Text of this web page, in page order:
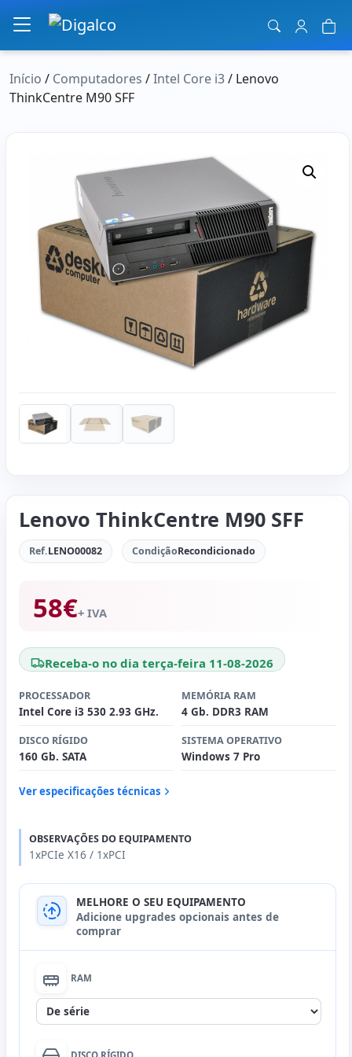
Navegação principal
Início / Computadores /Intel Core i3/ Lenovo
ThinkCentre M90 SFF
Lenovo ThinkCentre M90 SFF
Ref.LENO00082 CondiçãoRecondicionado
58€+ IVA
Receba-o no dia terça-feira 11-08-2026
PROCESSADOR
Intel Core i3 530 2.93 GHz.
MEMÓRIA RAM
4 Gb. DDR3 RAM
DISCO RÍGIDO
160 Gb. SATA
SISTEMA OPERATIVO
Windows 7 Pro
Ver especificações técnicas
OBSERVAÇÕES DO EQUIPAMENTO
1xPCIe X16 / 1xPCI
MELHORE O SEU EQUIPAMENTO
Adicione upgrades opcionais antes de
comprar
None
RAM